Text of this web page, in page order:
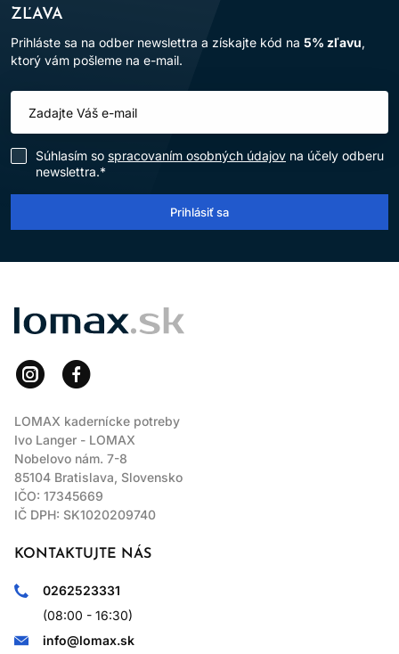
ZĽAVA
Prihláste sa na odber newslettra a získajte kód na 5% zľavu,
ktorý vám pošleme na e-mail.
Súhlasím so spracovaním osobných údajov na účely odberu
newslettra.*
Prihlásiť sa
LOMAX
LOMAX kadernícke potreby
Ivo Langer - LOMAX
Nobelovo nám. 7-8
85104 Bratislava, Slovensko
IČO: 17345669
IČ DPH: SK1020209740
KONTAKTUJTE NÁS
0262523331
(08:00 - 16:30)
info@lomax.sk